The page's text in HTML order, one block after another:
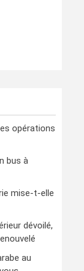
opérations
bus à
mise-t-elle
dévoilé,
au